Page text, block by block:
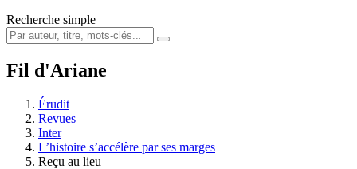
Recherche simple
Fil d'Ariane
Érudit
Revues
Inter
L’histoire s’accélère par ses marges
Reçu au lieu